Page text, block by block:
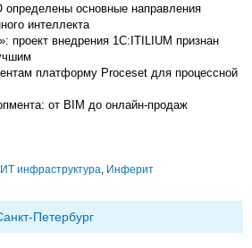
основные направления
интеллекта
внедрения 1С:ITILIUM признан
платформу Proceset для процессной
от BIM до онлайн-продаж
ИТ инфраструктура, Инферит
Петербург